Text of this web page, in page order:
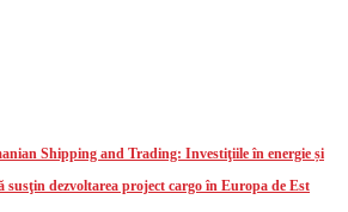
Shipping and Trading: Investiţiile în energie și
dezvoltarea project cargo în Europa de Est